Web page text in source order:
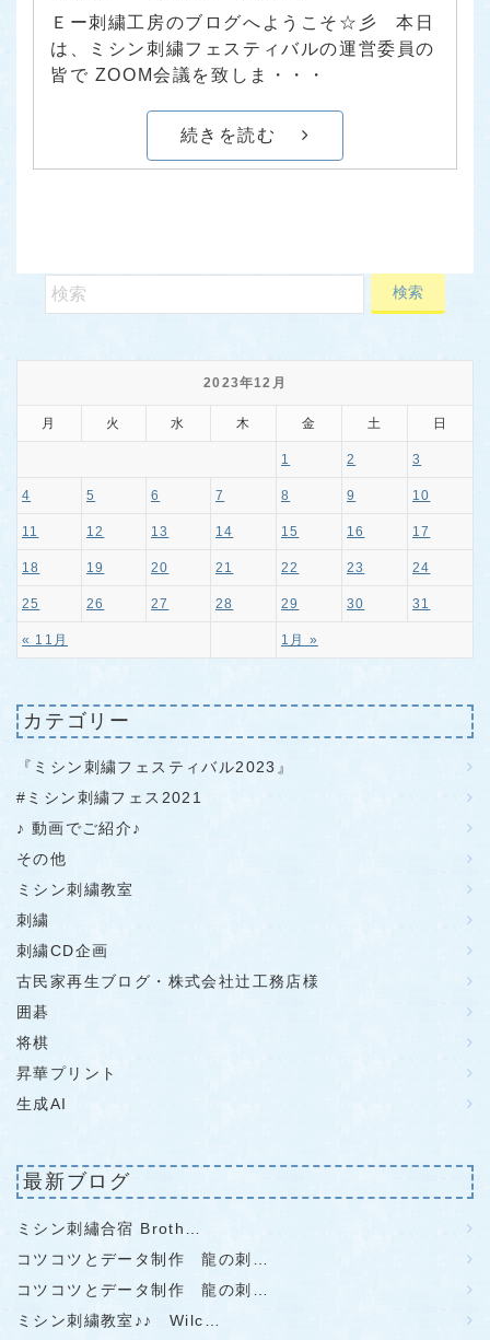
Ｅー刺繍工房のブログへようこそ☆彡 本日
は、ミシン刺繍フェスティバルの運営委員の
皆で ZOOM会議を致しま・・・
続きを読む
2023年12月
月 火 水 木 金 土 日
« 11月 1月 »
1 2 3
4 5 6 7 8 9 10
11 12 13 14 15 16 17
18 19 20 21 22 23 24
25 26 27 28 29 30 31
カテゴリー
『ミシン刺繍フェスティバル2023』
#ミシン刺繍フェス2021
♪ 動画でご紹介♪
その他
ミシン刺繍教室
刺繍
刺繍CD企画
古民家再生ブログ・株式会社辻工務店様
囲碁
将棋
昇華プリント
生成AI
最新ブログ
ミシン刺繡合宿 Broth…
コツコツとデータ制作 龍の刺…
コツコツとデータ制作 龍の刺…
ミシン刺繍教室♪♪ Wilc…